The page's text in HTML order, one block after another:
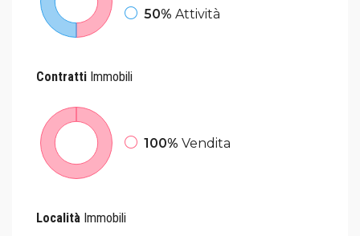
50% Attività
Contratti Immobili
100% Vendita
Località Immobili